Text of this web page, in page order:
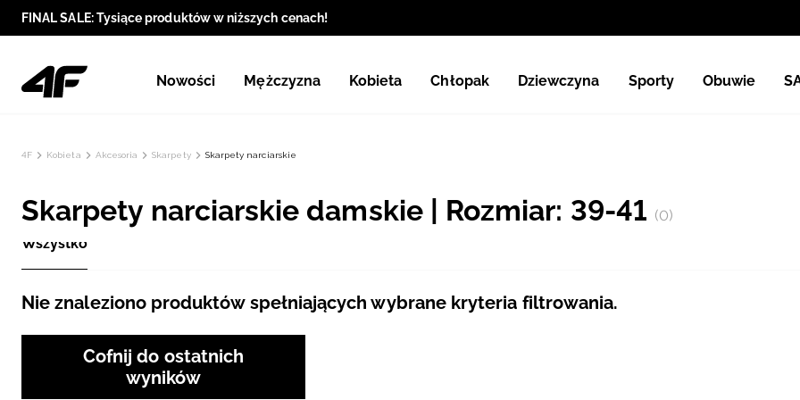
FINAL SALE: Tysiące produktów w niższych cenach!
Nowości Mężczyzna Kobieta Chłopak Dziewczyna Sporty Obuwie
4F Kobieta Akcesoria Skarpety Skarpety narciarskie
Skarpety narciarskie damskie | Rozmiar: 39-41 (0)
Wszystko
Nie znaleziono produktów spełniających wybrane kryteria filtrowania.
Cofnij do ostatnich
wyników